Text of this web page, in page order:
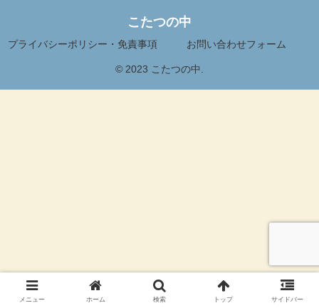
こたつの中
プライバシーポリシー・免責事項 お問い合わせフォーム
© 2023 こたつの中.
メニュー ホーム 検索 トップ サイドバー